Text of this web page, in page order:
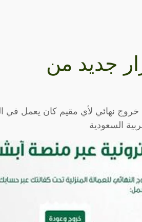
جديد من
نهائي لأي مقيم كان يعمل في
السعودية